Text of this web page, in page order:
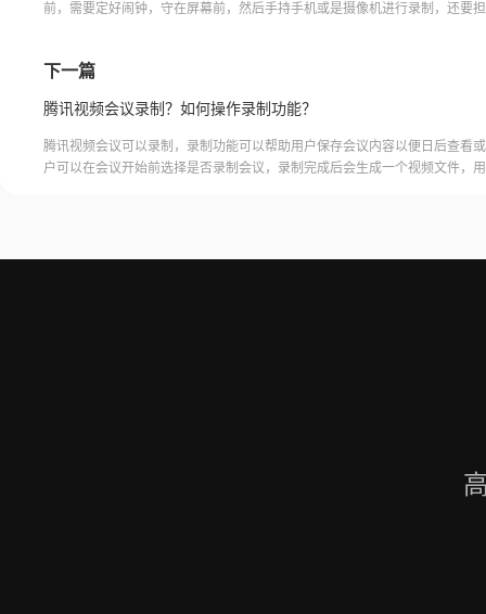
前，需要定好闹钟，守在屏幕前，然后手持手机或是摄像机进行录制，还要
下一篇
腾讯视频会议录制？如何操作录制功能？
腾讯视频会议可以录制，录制功能可以帮助用户保存会议内容以便日后查看
户可以在会议开始前选择是否录制会议，录制完成后会生成一个视频文件，